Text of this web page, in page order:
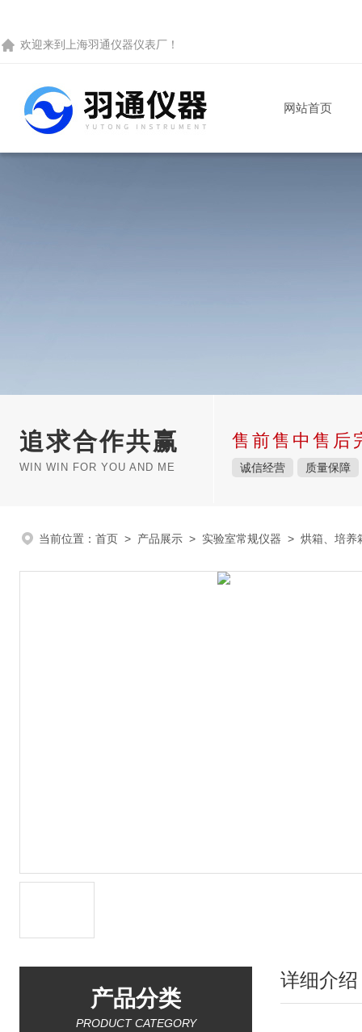
欢迎来到 上海羽通仪器仪表厂 ！
网站首页
追求合作共赢
WIN WIN FOR YOU AND ME
售前售中售后
诚信经营 质量保障
当前位置： 首页 > 产品展示 > 实验室常规仪器 > 烘箱、培养
产品分类
PRODUCT CATEGORY
详细介绍